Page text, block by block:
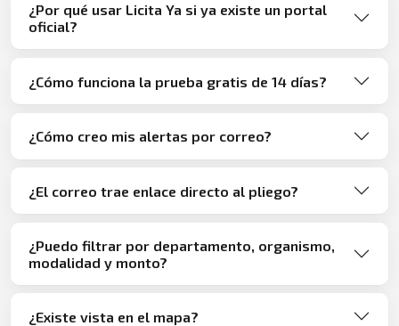
¿Por qué usar Licita Ya si ya existe un portal
oficial?
¿Cómo funciona la prueba gratis de 14 días?
¿Cómo creo mis alertas por correo?
¿El correo trae enlace directo al pliego?
¿Puedo filtrar por departamento, organismo,
modalidad y monto?
¿Existe vista en el mapa?